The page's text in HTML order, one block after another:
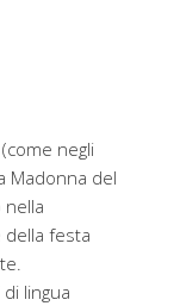
negli
Madonna del
nella
della festa
lingua